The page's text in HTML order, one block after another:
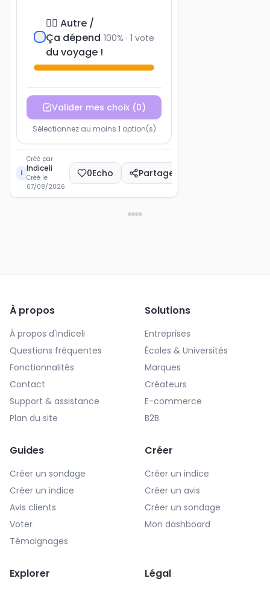
🤷‍♀️ Autre /
Ça dépend
du voyage !
100% · 1 vote
Valider mes choix (0)
Sélectionnez au moins 1 option(s)
i
Créé par
Indiceli
Créé le
07/08/2026
0Echo Partager
À propos
À propos d'Indiceli
Questions fréquentes
Fonctionnalités
Contact
Support & assistance
Plan du site
Solutions
Entreprises
Écoles & Universités
Marques
Créateurs
E-commerce
B2B
Guides
Créer un sondage
Créer un indice
Avis clients
Voter
Témoignages
Créer
Créer un indice
Créer un avis
Créer un sondage
Mon dashboard
Explorer Légal